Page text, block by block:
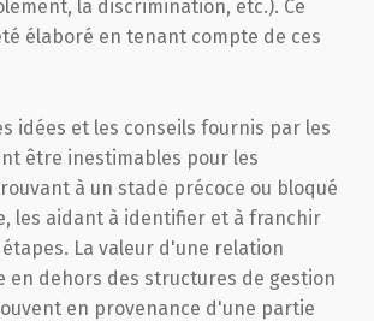
la discrimination, etc.). Ce
élaboré en tenant compte de ces
idées et les conseils fournis par les
être inestimables pour les
à un stade précoce ou bloqué
les aidant à identifier et à franchir
La valeur d'une relation
en dehors des structures de gestion
en provenance d'une partie